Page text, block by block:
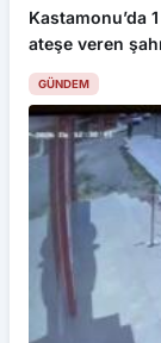
Kastamonu’da
ateşe veren
GÜNDEM
Bu web
çerezler